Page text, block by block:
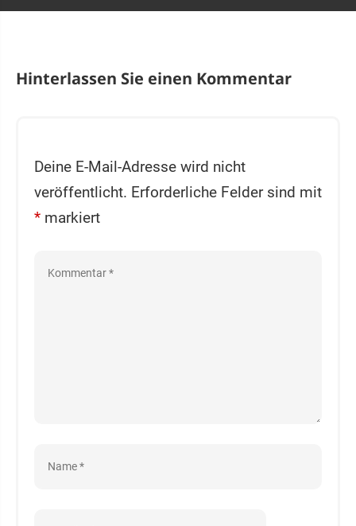
Hinterlassen Sie einen Kommentar
Deine E-Mail-Adresse wird nicht
veröffentlicht. Erforderliche Felder sind mit
* markiert